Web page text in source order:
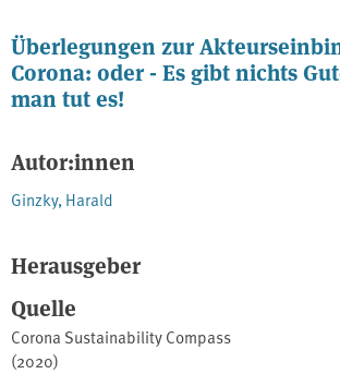
Überlegungen zur
Corona: oder - Es gibt nichts
man tut es!
Autor:innen
Ginzky, Harald
Herausgeber
Quelle
Corona Sustainability Compass
(2020)